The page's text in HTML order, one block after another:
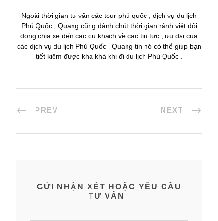
Ngoài thời gian tư vấn các tour phú quốc , dịch vụ du lịch
Phú Quốc , Quang cũng dành chút thời gian rảnh viết đôi
dòng chia sẻ đến các du khách về các tin tức , ưu đãi của
các dịch vụ du lịch Phú Quốc . Quang tin nó có thể giúp bạn
tiết kiệm được kha khá khi đi du lịch Phú Quốc .
PREV NEXT
GỬI NHẬN XÉT HOẶC YÊU CẦU
TƯ VẤN